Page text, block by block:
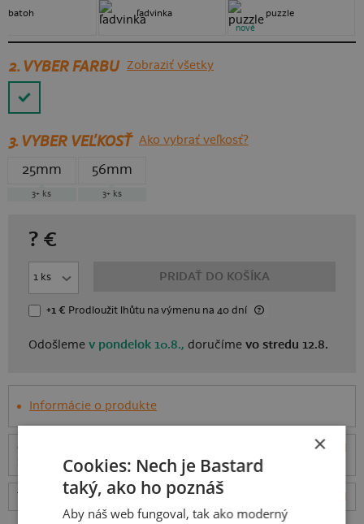
batoh ľadvinka puzzle
nové
2. VYBER FARBU Zobraziť všetky
3.VYBER VEĽKOSŤ Ako vybrať veľkosť?
25mm
3+ ks
56mm
3+ ks
? €
PRIDAŤ DO KOŠÍKA
+1 € Prodloužit lhůtuna výmenu na 40 dní
Odošlemev pondelok 10.8., doručímevo stredu 12.8.
Informácie o produkte
ceny
Tabuľka veľkostí: Akú vybrať?
×
Cookies: Nech je Bastard
taký, ako ho poznáš
Aby náš web fungoval, tak ako moderný